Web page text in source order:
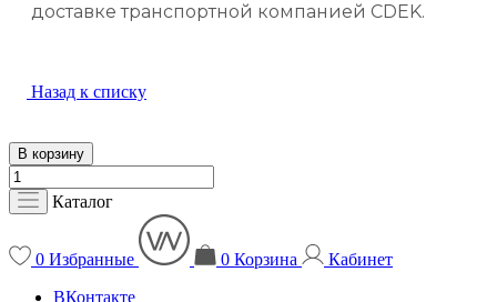
доставке транспортной компанией CDEK.
Назад к списку
В корзину
Каталог
0 Избранные 0 Корзина
Кабинет
ВКонтакте